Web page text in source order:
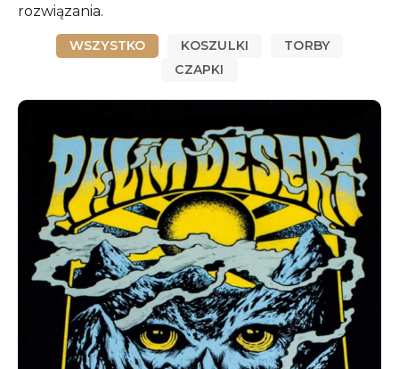
rozwiązania.
WSZYSTKO KOSZULKI
TORBY
CZAPKI